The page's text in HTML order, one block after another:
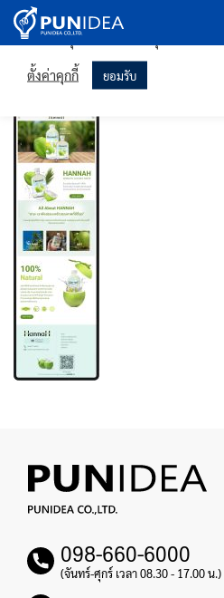
Skip
hannahthai-
098-660-6000
(จันทร์-ศุกร์ เวลา 08.30 - 17.00 น.)
เราใช้คุกกี้ในเว็บไซต์ของเราเพื่อให้
มากที่สุดโดยจดจำการตั้งค่าของคุณแ
แสดงว่าคุณยินยอมให้ใช้คุกกี้ทั้งหมด
ตั้งค่าคุกกี้ ยอมรับ